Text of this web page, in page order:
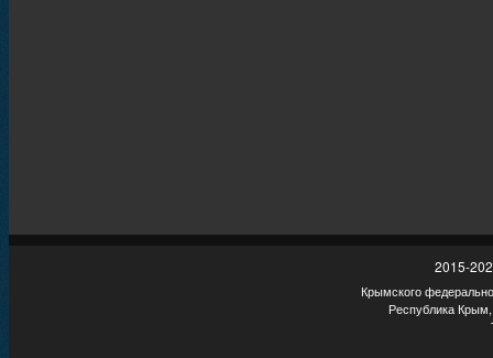
2015-
Крымского
Республика